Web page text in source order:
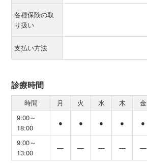
各種保険の取
り扱い
支払い方法
診療時間
時間 月 火 水 木 金
9:00～
18:00
● ● ● ● ●
9:00～
13:00
― ― ― ― ―